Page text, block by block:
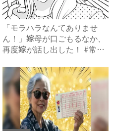
「モラハラなんてありませ
ん！」嫁母が口ごもるなか、
再度嫁が話し出した！ #常識